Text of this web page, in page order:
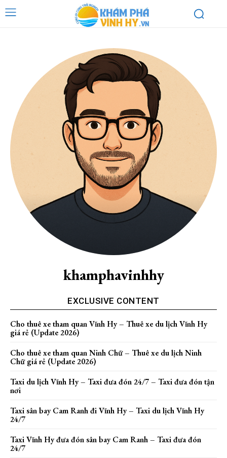
khamphavinhhy
EXCLUSIVE CONTENT
Cho thuê xe tham quan Vĩnh Hy – Thuê xe du lịch Vĩnh Hy
giá rẻ (Update 2026)
Cho thuê xe tham quan Ninh Chữ – Thuê xe du lịch Ninh
Chữ giá rẻ (Update 2026)
Taxi du lịch Vĩnh Hy – Taxi đưa đón 24/7 – Taxi đưa đón tận
nơi
Taxi sân bay Cam Ranh đi Vĩnh Hy – Taxi du lịch Vĩnh Hy
24/7
Taxi Vĩnh Hy đưa đón sân bay Cam Ranh – Taxi đưa đón
24/7